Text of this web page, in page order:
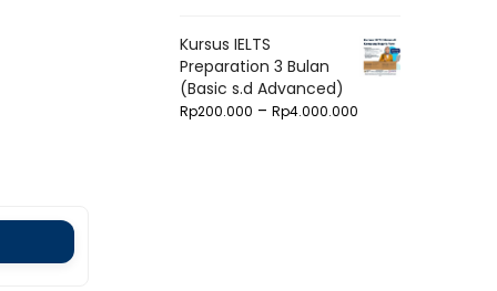
Kursus IELTS
Preparation 3 Bulan
(Basic s.d Advanced)
Rp200.000 – Rp4.000.000